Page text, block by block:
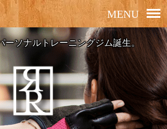
ーソナルトレーニングジム誕生。